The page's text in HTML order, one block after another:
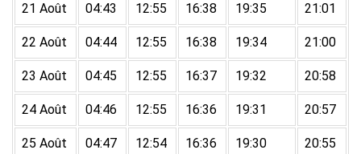
21 Août 04:43 12:55 16:38 19:35 21:01
22 Août 04:44 12:55 16:38 19:34 21:00
23 Août 04:45 12:55 16:37 19:32 20:58
24 Août 04:46 12:55 16:36 19:31 20:57
25 Août 04:47 12:54 16:36 19:30 20:55